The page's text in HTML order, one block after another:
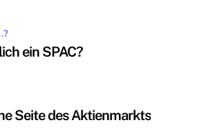
ein SPAC?
Seite des Aktienmarkts